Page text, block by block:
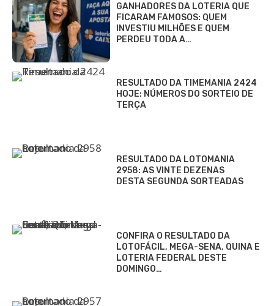
GANHADORES DA LOTERIA QUE
FICARAM FAMOSOS: QUEM
INVESTIU MILHÕES E QUEM
PERDEU TODA A…
RESULTADO DA TIMEMANIA 2424
HOJE: NÚMEROS DO SORTEIO DE
TERÇA
RESULTADO DA LOTOMANIA
2958: AS VINTE DEZENAS
DESTA SEGUNDA SORTEADAS
CONFIRA O RESULTADO DA
LOTOFÁCIL, MEGA-SENA, QUINA E
LOTERIA FEDERAL DESTE
DOMINGO…